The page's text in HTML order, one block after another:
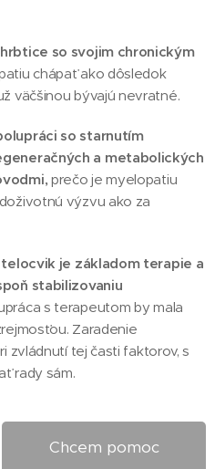
so svojim chronickým
chápať ako dôsledok
väčšinou bývajú nevratné.
so starnutím
a metabolických
prečo je myelopatiu
výzvu ako za
je základom terapie a
stabilizovaniu
s terapeutom by mala
Zaradenie
zvládnutí tej časti faktorov, s
rady sám.
Chcem pomoc